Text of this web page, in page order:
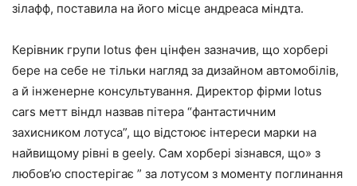
зілафф, поставила на його місце андреаса міндта.
Керівник групи lotus фен цінфен зазначив, що хорбері
бере на себе не тільки нагляд за дизайном автомобілів,
а й інженерне консультування. Директор фірми lotus
cars метт віндл назвав пітера “фантастичним
захисником лотуса”, що відстоює інтереси марки на
найвищому рівні в geely. Сам хорбері зізнався, що» з
любов’ю спостерігає ” за лотусом з моменту поглинання